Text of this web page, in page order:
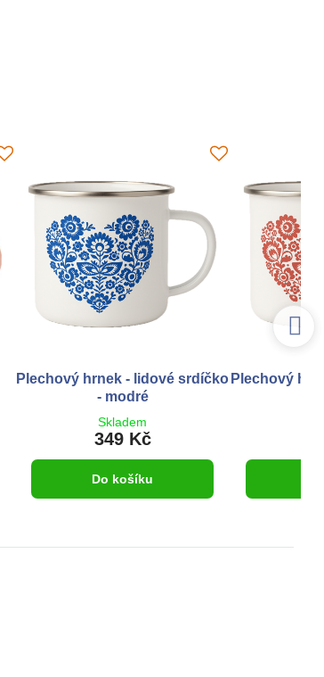
Plechový hrnek - lidové srdíčko
- modré
Skladem
349 Kč
Do košíku
Plechový